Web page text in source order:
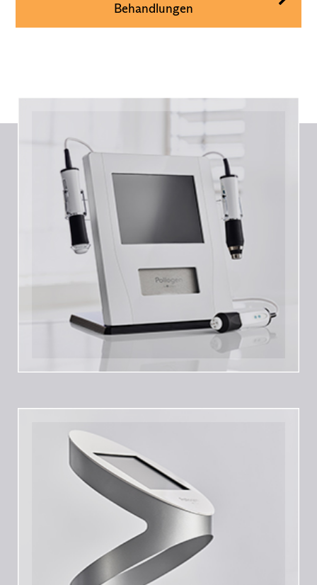
Behandlungen
Geneo